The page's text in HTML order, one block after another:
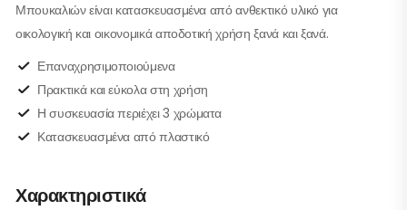
Μπουκαλιών είναι κατασκευασμένα από ανθεκτικό υλικό για
οικολογική και οικονομικά αποδοτική χρήση ξανά και ξανά.
Επαναχρησιμοποιούμενα
Πρακτικά και εύκολα στη χρήση
Η συσκευασία περιέχει 3 χρώματα
Κατασκευασμένα από πλαστικό
Χαρακτηριστικά